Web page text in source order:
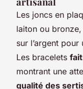
Les joncs en
laiton ou
sur l’argent
Les bracelets
montrant une
qualité des